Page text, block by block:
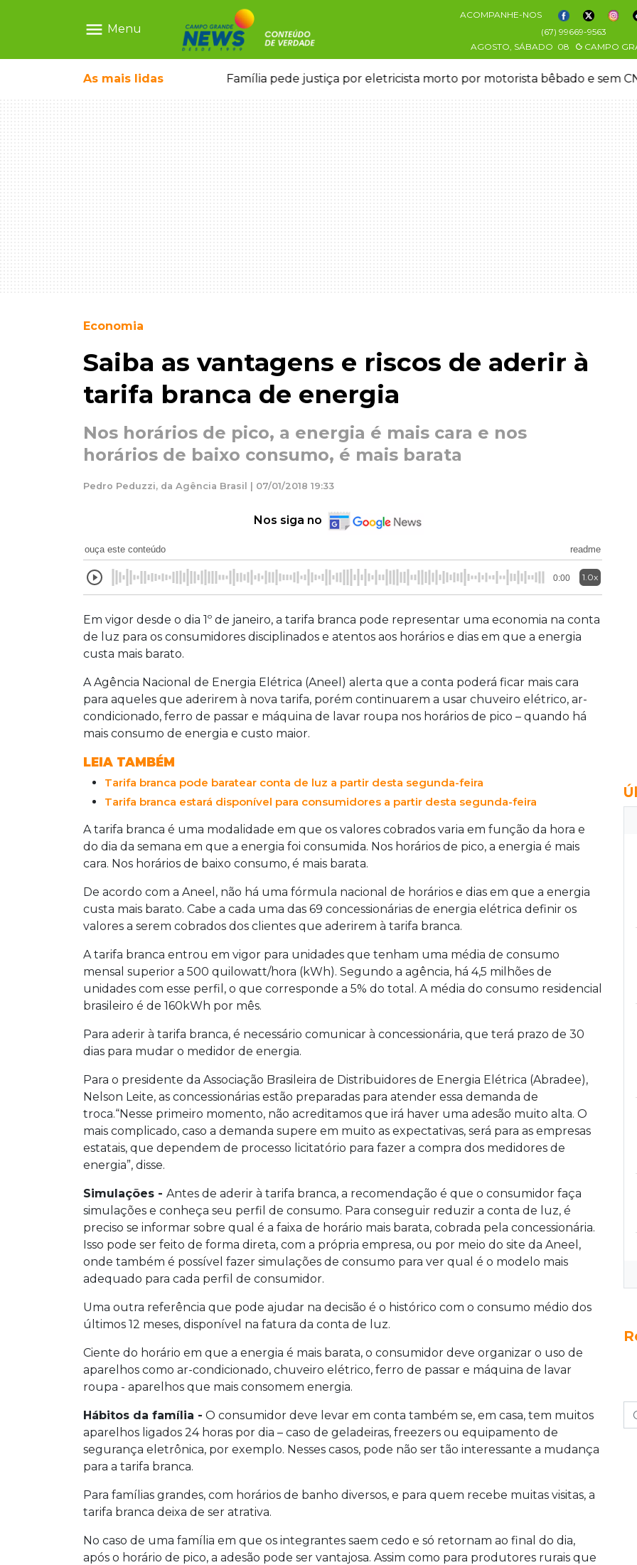
menu Menu
ACOMPANHE-NOS
(67) 99669-9563
AGOSTO, SÁBADO 08 CAMPO
As mais lidas
e morre a caminho do hospital Família pede justiça por eletricista morto por motorista bêbado e sem
Economia
Saiba as vantagens e riscos de aderir à
tarifa branca de energia
Nos horários de pico, a energia é mais cara e nos
horários de baixo consumo, é mais barata
Pedro Peduzzi, da Agência Brasil | 07/01/2018 19:33
Nos siga no
ouça este conteúdo readme
0:00 1.0x
Em vigor desde o dia 1º de janeiro, a tarifa branca pode representar uma economia na conta
de luz para os consumidores disciplinados e atentos aos horários e dias em que a energia
custa mais barato.
A Agência Nacional de Energia Elétrica (Aneel) alerta que a conta poderá ficar mais cara
para aqueles que aderirem à nova tarifa, porém continuarem a usar chuveiro elétrico, ar-
condicionado, ferro de passar e máquina de lavar roupa nos horários de pico – quando há
mais consumo de energia e custo maior.
LEIA TAMBÉM
Tarifa branca pode baratear conta de luz a partir desta segunda-feira
Tarifa branca estará disponível para consumidores a partir desta segunda-feira
A tarifa branca é uma modalidade em que os valores cobrados varia em função da hora e
do dia da semana em que a energia foi consumida. Nos horários de pico, a energia é mais
cara. Nos horários de baixo consumo, é mais barata.
De acordo com a Aneel, não há uma fórmula nacional de horários e dias em que a energia
custa mais barato. Cabe a cada uma das 69 concessionárias de energia elétrica definir os
valores a serem cobrados dos clientes que aderirem à tarifa branca.
A tarifa branca entrou em vigor para unidades que tenham uma média de consumo
mensal superior a 500 quilowatt/hora (kWh). Segundo a agência, há 4,5 milhões de
unidades com esse perfil, o que corresponde a 5% do total. A média do consumo residencial
brasileiro é de 160kWh por mês.
Para aderir à tarifa branca, é necessário comunicar à concessionária, que terá prazo de 30
dias para mudar o medidor de energia.
Para o presidente da Associação Brasileira de Distribuidores de Energia Elétrica (Abradee),
Nelson Leite, as concessionárias estão preparadas para atender essa demanda de
troca.“Nesse primeiro momento, não acreditamos que irá haver uma adesão muito alta. O
mais complicado, caso a demanda supere em muito as expectativas, será para as empresas
estatais, que dependem de processo licitatório para fazer a compra dos medidores de
energia”, disse.
Simulações - Antes de aderir à tarifa branca, a recomendação é que o consumidor faça
simulações e conheça seu perfil de consumo. Para conseguir reduzir a conta de luz, é
preciso se informar sobre qual é a faixa de horário mais barata, cobrada pela concessionária.
Isso pode ser feito de forma direta, com a própria empresa, ou por meio do site da Aneel,
onde também é possível fazer simulações de consumo para ver qual é o modelo mais
adequado para cada perfil de consumidor.
Uma outra referência que pode ajudar na decisão é o histórico com o consumo médio dos
últimos 12 meses, disponível na fatura da conta de luz.
Ciente do horário em que a energia é mais barata, o consumidor deve organizar o uso de
aparelhos como ar-condicionado, chuveiro elétrico, ferro de passar e máquina de lavar
roupa - aparelhos que mais consomem energia.
Hábitos da família - O consumidor deve levar em conta também se, em casa, tem muitos
aparelhos ligados 24 horas por dia – caso de geladeiras, freezers ou equipamento de
segurança eletrônica, por exemplo. Nesses casos, pode não ser tão interessante a mudança
para a tarifa branca.
Para famílias grandes, com horários de banho diversos, e para quem recebe muitas visitas, a
tarifa branca deixa de ser atrativa.
No caso de uma família em que os integrantes saem cedo e só retornam ao final do dia,
após o horário de pico, a adesão pode ser vantajosa. Assim como para produtores rurais que